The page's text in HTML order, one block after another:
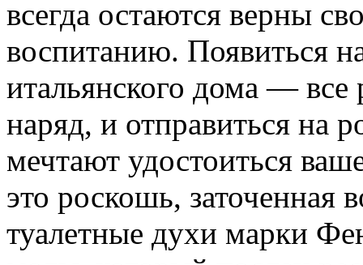
всегда остаются верны
воспитанию. Появиться
итальянского дома — все
наряд, и отправиться на
мечтают удостоиться
это роскошь, заточенная
туалетные духи марки